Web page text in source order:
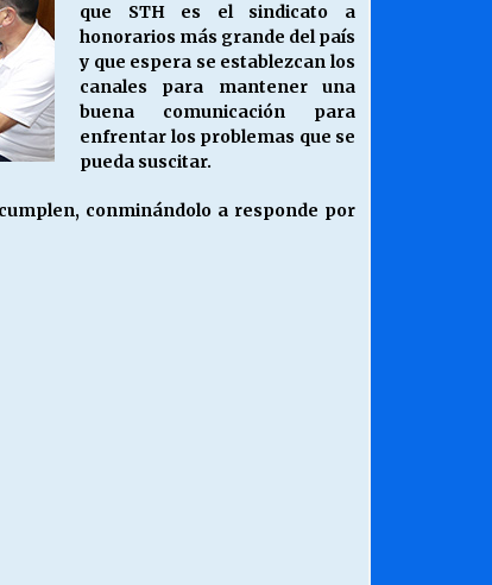
que STH es el sindicato a
honorarios más grande del país
y que espera se establezcan los
canales para mantener una
buena comunicación para
enfrentar los problemas que se
pueda suscitar.
conminándolo a responde por